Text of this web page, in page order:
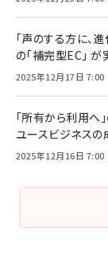
「声のする方に、
の「補完型EC」
2025年12月17日 7:00
「所有から利用へ
ユースビジネス
2025年12月16日 7:00